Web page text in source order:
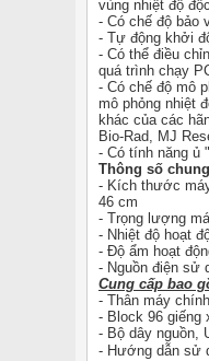
vùng nhiệt độ
- Có chế độ bảo
- Tự động khởi
- Có thể điều
quá trình chạy
- Có chế độ mô
mô phỏng nhiệt
khác của các
Bio-Rad, MJ
- Có tính năng ủ
Thông số
- Kích thước
46 cm
- Trọng lượng
- Nhiệt độ hoạt
- Độ ẩm hoạt
- Nguồn điện sử
Cung cấp bao
- Thân máy chính
- Block 96 giếng
- Bộ dây nguồn,
- Hướng dẫn sử